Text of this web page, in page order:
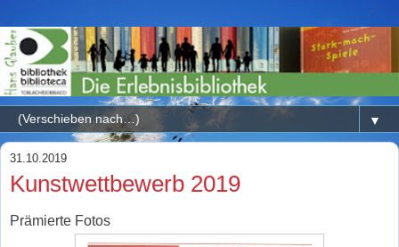
▼
31.10.2019
Kunstwettbewerb 2019
Prämierte Fotos